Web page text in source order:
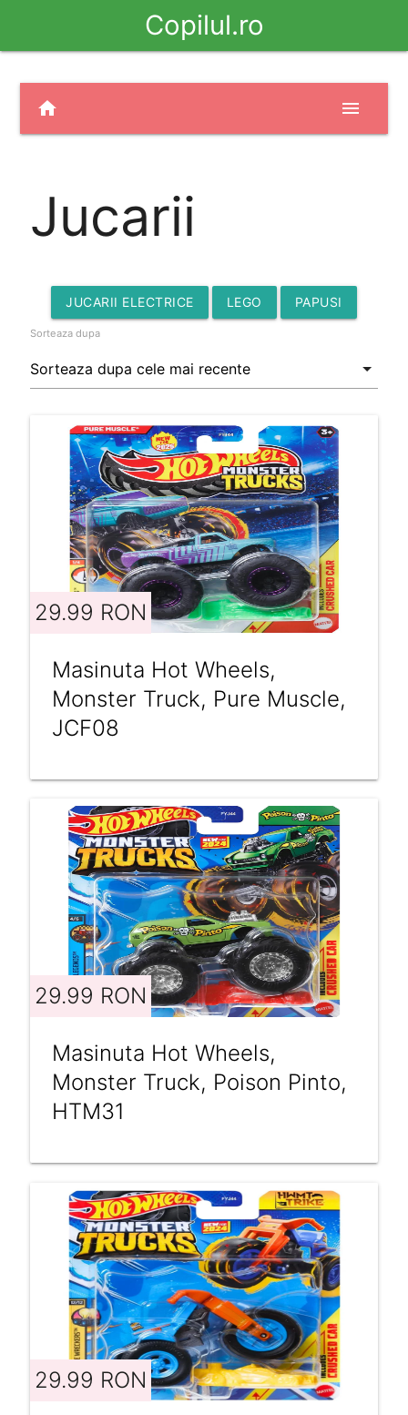
Copilul.ro
home menu
Jucarii
JUCARII ELECTRICE LEGO PAPUSI
Sorteaza dupa
29.99 RON
Masinuta Hot Wheels,
Monster Truck, Pure Muscle,
JCF08
29.99 RON
Masinuta Hot Wheels,
Monster Truck, Poison Pinto,
HTM31
29.99 RON